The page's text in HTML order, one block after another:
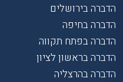
הדברה בירושלים
הדברה בחיפה
הדברה בפתח תקווה
הדברה בראשון לציון
הדברה בהרצליה